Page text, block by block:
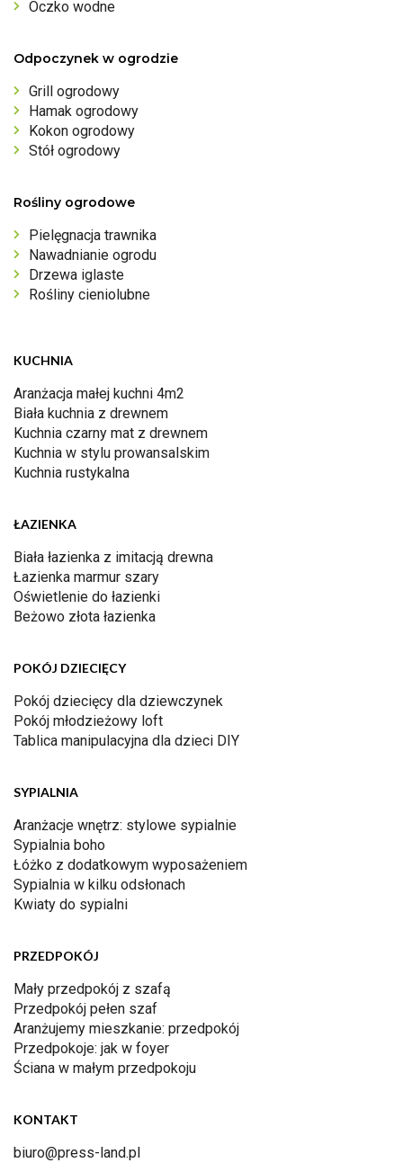
Oczko wodne
Odpoczynek w ogrodzie
Grill ogrodowy
Hamak ogrodowy
Kokon ogrodowy
Stół ogrodowy
Rośliny ogrodowe
Pielęgnacja trawnika
Nawadnianie ogrodu
Drzewa iglaste
Rośliny cieniolubne
KUCHNIA
Aranżacja małej kuchni 4m2
Biała kuchnia z drewnem
Kuchnia czarny mat z drewnem
Kuchnia w stylu prowansalskim
Kuchnia rustykalna
ŁAZIENKA
Biała łazienka z imitacją drewna
Łazienka marmur szary
Oświetlenie do łazienki
Beżowo złota łazienka
POKÓJ DZIECIĘCY
Pokój dziecięcy dla dziewczynek
Pokój młodzieżowy loft
Tablica manipulacyjna dla dzieci DIY
SYPIALNIA
Aranżacje wnętrz: stylowe sypialnie
Sypialnia boho
Łóżko z dodatkowym wyposażeniem
Sypialnia w kilku odsłonach
Kwiaty do sypialni
PRZEDPOKÓJ
Mały przedpokój z szafą
Przedpokój pełen szaf
Aranżujemy mieszkanie: przedpokój
Przedpokoje: jak w foyer
Ściana w małym przedpokoju
KONTAKT
biuro@press-land.pl